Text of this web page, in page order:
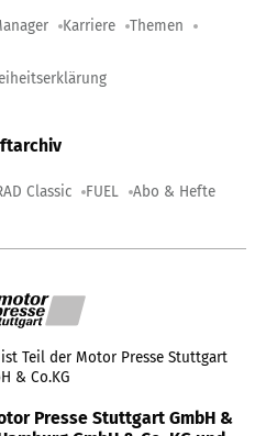
Karriere Themen
Classic FUEL Abo & Hefte
ist Teil der Motor Presse Stuttgart
& Co.KG
Presse Stuttgart GmbH &